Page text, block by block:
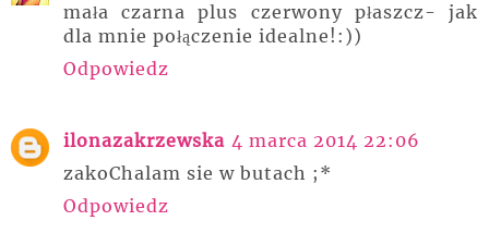
mała czarna plus czerwony płaszcz- jak
dla mnie połączenie idealne!:))
Odpowiedz
ilonazakrzewska 4 marca 2014 22:06
zakoChalam sie w butach ;*
Odpowiedz